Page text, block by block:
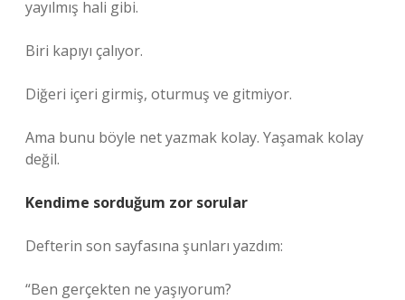
yayılmış hali gibi.
Biri kapıyı çalıyor.
Diğeri içeri girmiş, oturmuş ve gitmiyor.
Ama bunu böyle net yazmak kolay. Yaşamak kolay
değil.
Kendime sorduğum zor sorular
Defterin son sayfasına şunları yazdım:
“Ben gerçekten ne yaşıyorum?